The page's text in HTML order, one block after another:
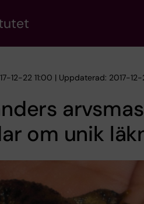
12-22 11:00 | Uppdaterad: 2017-12-
om unik